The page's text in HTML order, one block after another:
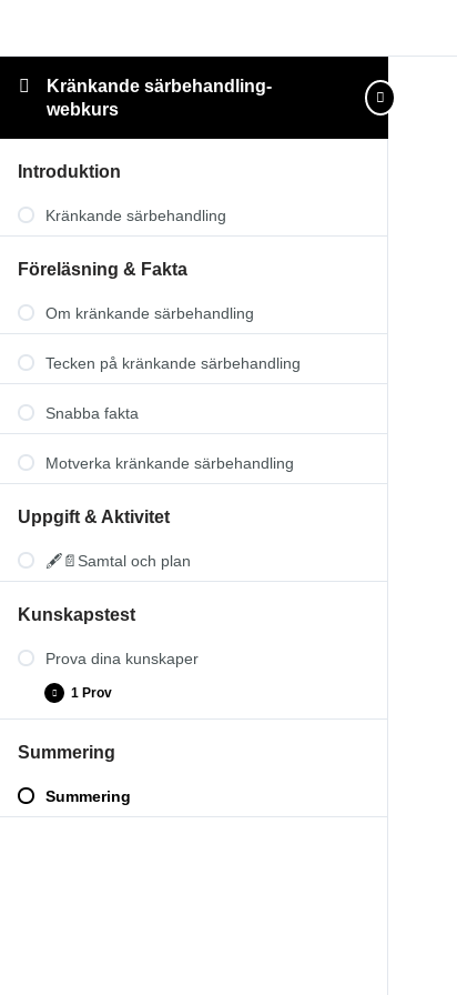
Kränkande särbehandling-
webkurs
Introduktion
Kränkande särbehandling
Föreläsning & Fakta
Om kränkande särbehandling
Tecken på kränkande särbehandling
Snabba fakta
Motverka kränkande särbehandling
Uppgift & Aktivitet
🖋️📄Samtal och plan
Kunskapstest
Prova dina kunskaper
1 Prov
Kränkande särbehandling-Prov
Summering
Summering